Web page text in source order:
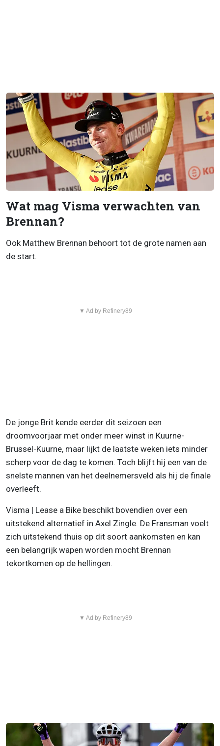
Wat mag Visma verwachten van
Brennan?
Ook Matthew Brennan behoort tot de grote namen aan
de start.
▼ Ad by Refinery89
De jonge Brit kende eerder dit seizoen een
droomvoorjaar met onder meer winst in Kuurne-
Brussel-Kuurne, maar lijkt de laatste weken iets minder
scherp voor de dag te komen. Toch blijft hij een van de
snelste mannen van het deelnemersveld als hij de finale
overleeft.
Visma | Lease a Bike beschikt bovendien over een
uitstekend alternatief in Axel Zingle. De Fransman voelt
zich uitstekend thuis op dit soort aankomsten en kan
een belangrijk wapen worden mocht Brennan
tekortkomen op de hellingen.
▼ Ad by Refinery89